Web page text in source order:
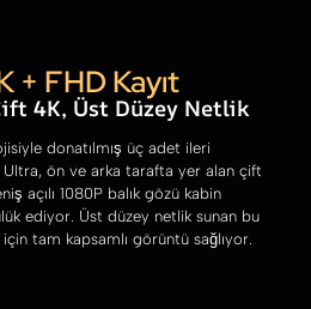
+ FHD Kayıt
4K, Üst Düzey Netlik
donatılmış üç adet ileri
ön ve arka tarafta yer alan çift
açılı 1080P balık gözü kabin
ediyor. Üst düzey netlik sunan bu
tam kapsamlı görüntü sağlıyor.